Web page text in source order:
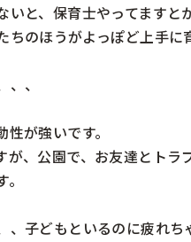
いと、保育士やってますと
ちのほうがよっぽど上手に
、
が強いです。
が、公園で、お友達とト
、子どもといるのに疲れち